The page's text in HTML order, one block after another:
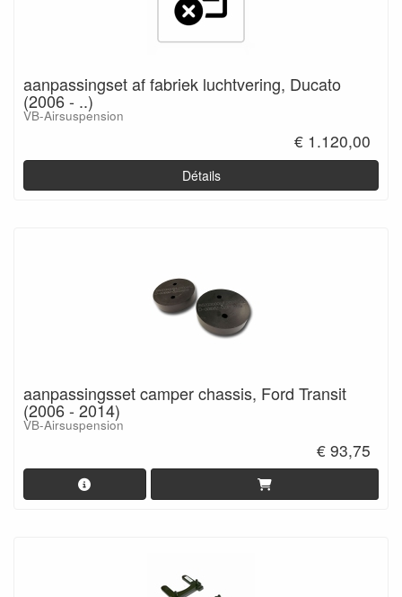
aanpassingset af fabriek luchtvering, Ducato
(2006 - ..)
VB-Airsuspension
€ 1.120,00
Détails
aanpassingsset camper chassis, Ford Transit
(2006 - 2014)
VB-Airsuspension
€ 93,75